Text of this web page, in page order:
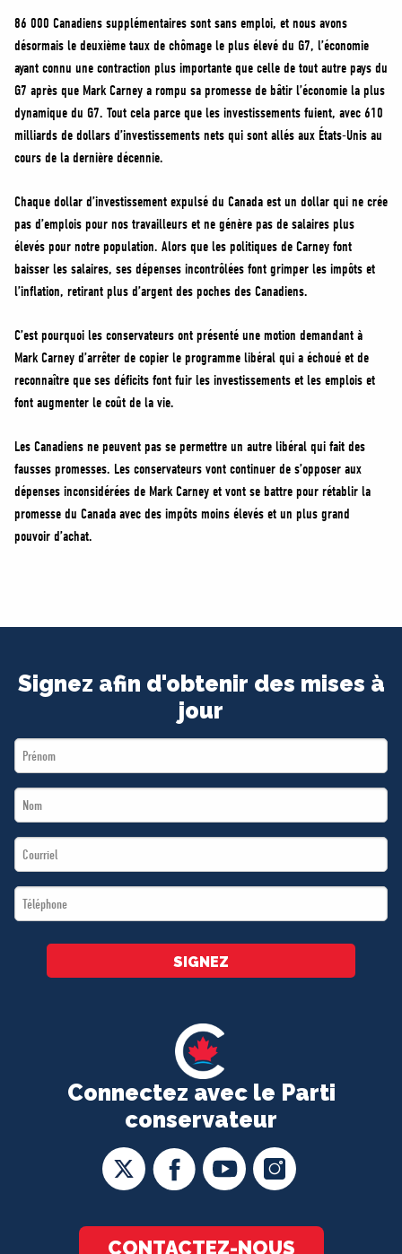
86 000 Canadiens supplémentaires sont sans emploi, et nous avons
désormais le deuxième taux de chômage le plus élevé du G7, l’économie
ayant connu une contraction plus importante que celle de tout autre pays du
G7 après que Mark Carney a rompu sa promesse de bâtir l’économie la plus
dynamique du G7. Tout cela parce que les investissements fuient, avec 610
milliards de dollars d’investissements nets qui sont allés aux États-Unis au
cours de la dernière décennie.
Chaque dollar d’investissement expulsé du Canada est un dollar qui ne crée
pas d’emplois pour nos travailleurs et ne génère pas de salaires plus
élevés pour notre population. Alors que les politiques de Carney font
baisser les salaires, ses dépenses incontrôlées font grimper les impôts et
l’inflation, retirant plus d’argent des poches des Canadiens.
C’est pourquoi les conservateurs ont présenté une motion demandant à
Mark Carney d’arrêter de copier le programme libéral qui a échoué et de
reconnaître que ses déficits font fuir les investissements et les emplois et
font augmenter le coût de la vie.
Les Canadiens ne peuvent pas se permettre un autre libéral qui fait des
fausses promesses. Les conservateurs vont continuer de s’opposer aux
dépenses inconsidérées de Mark Carney et vont se battre pour rétablir la
promesse du Canada avec des impôts moins élevés et un plus grand
pouvoir d’achat.
Connectez avec le Parti
conservateur
CONTACTEZ-NOUS
Signez afin d'obtenir des mises à
jour
First
Name
Last
Name
Email
*
Téléphone
*
SIGNEZ